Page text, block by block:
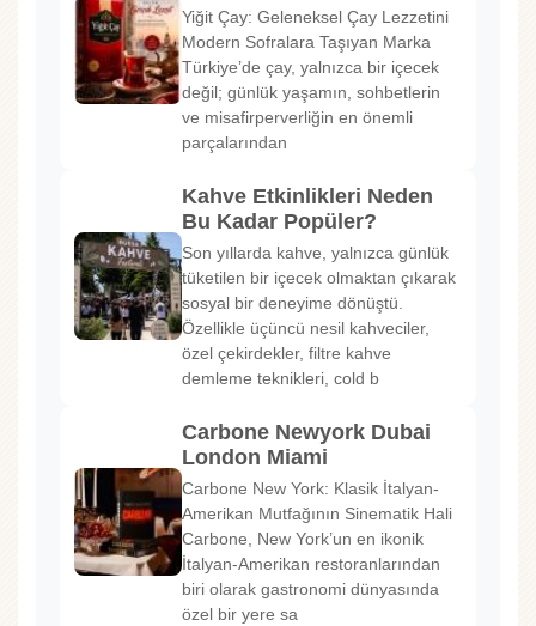
Yiğit Çay: Geleneksel Çay Lezzetini
Modern Sofralara Taşıyan Marka
Türkiye’de çay, yalnızca bir içecek
değil; günlük yaşamın, sohbetlerin
ve misafirperverliğin en önemli
parçalarından
Kahve Etkinlikleri Neden
Bu Kadar Popüler?
Son yıllarda kahve, yalnızca günlük
tüketilen bir içecek olmaktan çıkarak
sosyal bir deneyime dönüştü.
Özellikle üçüncü nesil kahveciler,
özel çekirdekler, filtre kahve
demleme teknikleri, cold b
Carbone Newyork Dubai
London Miami
Carbone New York: Klasik İtalyan-
Amerikan Mutfağının Sinematik Hali
Carbone, New York’un en ikonik
İtalyan-Amerikan restoranlarından
biri olarak gastronomi dünyasında
özel bir yere sa